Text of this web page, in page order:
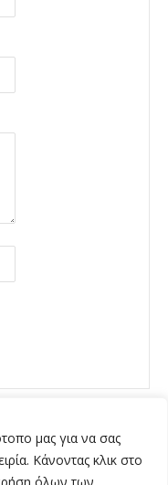
μας για να σας
Κάνοντας κλικ στο